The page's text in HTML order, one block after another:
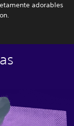
adorables